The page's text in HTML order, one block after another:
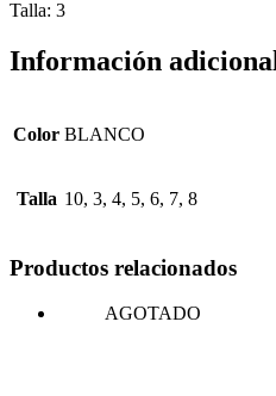
Talla: 3
Información adicional
Color BLANCO
Talla 10, 3, 4, 5, 6, 7, 8
Productos relacionados
AGOTADO